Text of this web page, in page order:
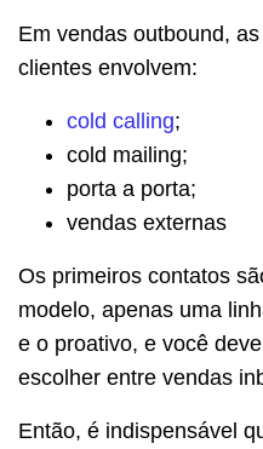
Em vendas outbound,
clientes envolvem:
cold calling;
cold mailing;
porta a porta;
vendas externas
Os primeiros contatos
modelo, apenas uma
e o proativo, e você
escolher entre vendas
Então, é indispensável